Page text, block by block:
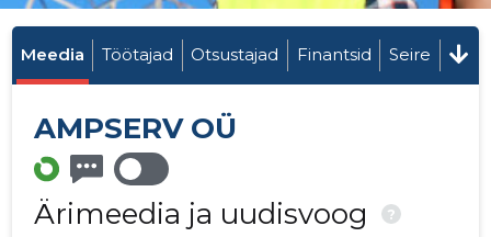
Meedia Töötajad Otsustajad Finantsid Seire
AMPSERV OÜ
Ärimeedia ja uudisvoog ?